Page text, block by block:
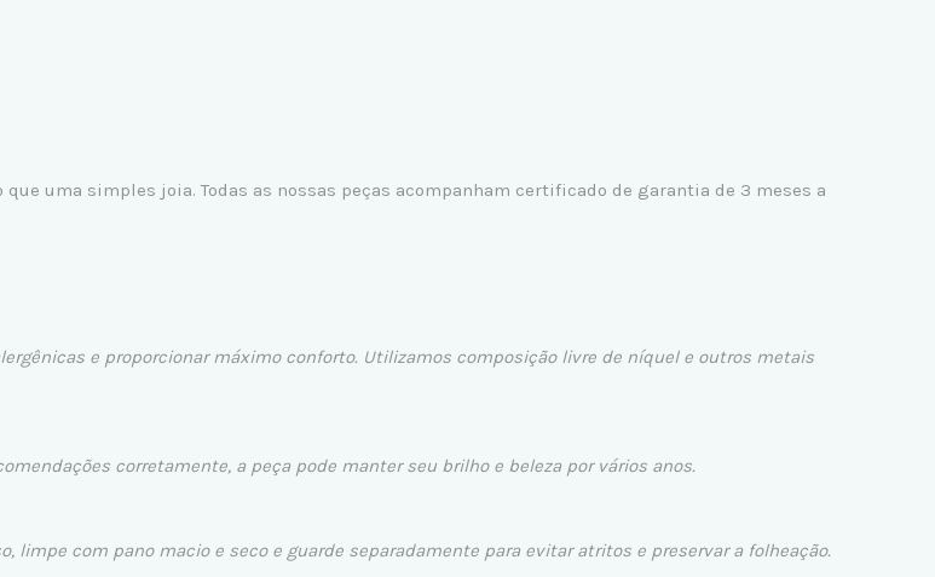
que uma simples joia. Todas as nossas peças acompanham certificado de garantia de 3 meses a
e proporcionar máximo conforto. Utilizamos composição livre de níquel e outros metais
corretamente, a peça pode manter seu brilho e beleza por vários anos.
com pano macio e seco e guarde separadamente para evitar atritos e preservar a folheação.